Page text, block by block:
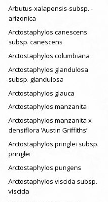
Arbutus-xalapensis-subsp. -
arizonica
Arctostaphylos canescens
subsp. canescens
Arctostaphylos columbiana
Arctostaphylos glandulosa
subsp. glandulosa
Arctostaphylos glauca
Arctostaphylos manzanita
Arctostaphylos manzanita x
densiflora ‘Austin Griffiths’
Arctostaphylos pringlei subsp.
pringlei
Arctostaphylos pungens
Arctostaphylos viscida subsp.
viscida